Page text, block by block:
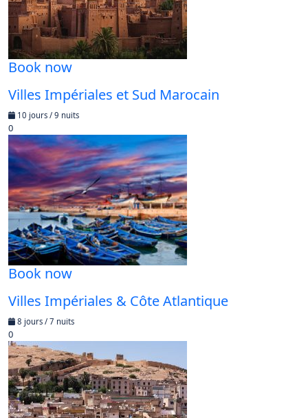
Book now
Villes Impériales et Sud Marocain
10 jours / 9 nuits
0
Book now
Villes Impériales & Côte Atlantique
8 jours / 7 nuits
0